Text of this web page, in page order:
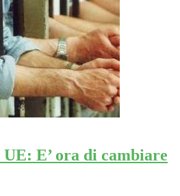
E’ ora di cambiare